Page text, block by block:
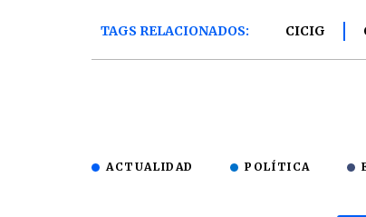
TAGS RELACIONADOS: CICIG
ACTUALIDAD POLÍTICA